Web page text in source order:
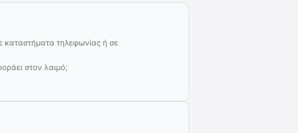
καταστήματα τηλεφωνίας ή σε
στον λαιμό;